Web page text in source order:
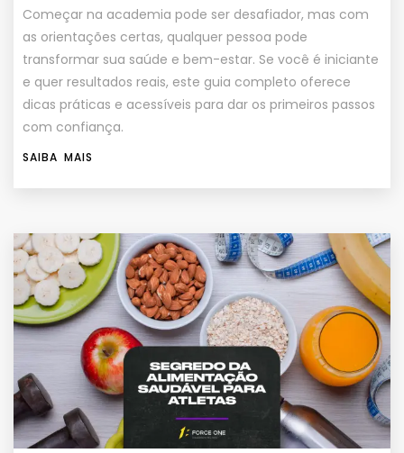
Começar na academia pode ser desafiador, mas com
as orientações certas, qualquer pessoa pode
transformar sua saúde e bem-estar. Se você é iniciante
e quer resultados reais, este guia completo oferece
dicas práticas e acessíveis para dar os primeiros passos
com confiança.
SAIBA MAIS